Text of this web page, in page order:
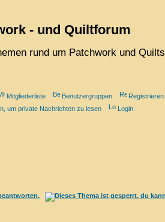
- und Quiltforum
rund um Patchwork und Quilts
Mitgliederliste Benutzergruppen
Registrieren
um private Nachrichten zu lesen
Login